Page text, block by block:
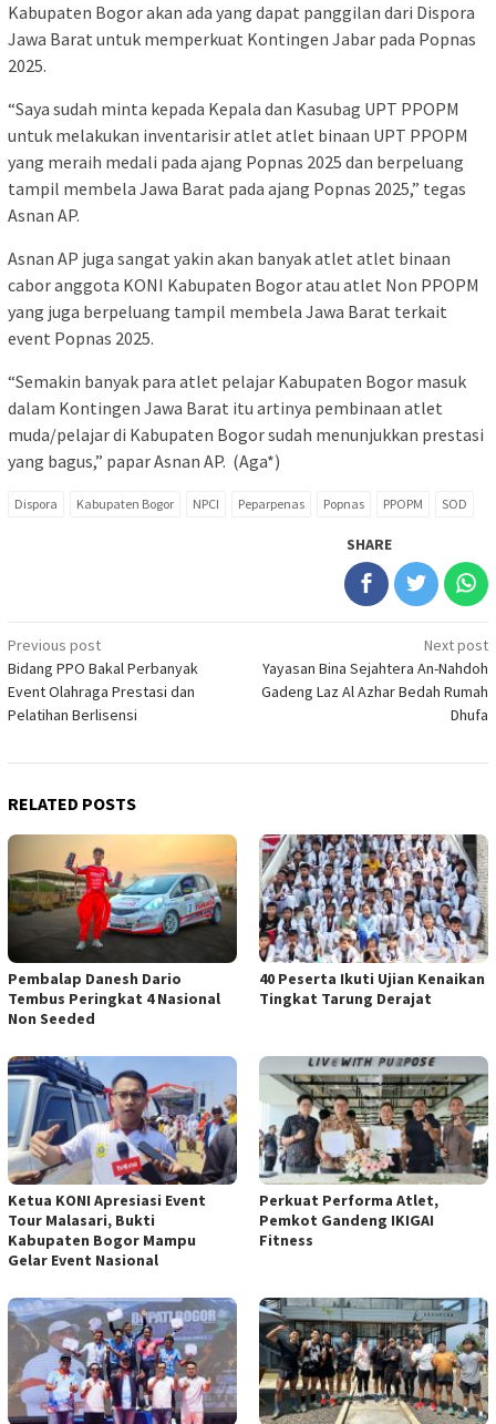
Kabupaten Bogor akan ada yang dapat panggilan dari Dispora
Jawa Barat untuk memperkuat Kontingen Jabar pada Popnas
2025.
“Saya sudah minta kepada Kepala dan Kasubag UPT PPOPM
untuk melakukan inventarisir atlet atlet binaan UPT PPOPM
yang meraih medali pada ajang Popnas 2025 dan berpeluang
tampil membela Jawa Barat pada ajang Popnas 2025,” tegas
Asnan AP.
Asnan AP juga sangat yakin akan banyak atlet atlet binaan
cabor anggota KONI Kabupaten Bogor atau atlet Non PPOPM
yang juga berpeluang tampil membela Jawa Barat terkait
event Popnas 2025.
“Semakin banyak para atlet pelajar Kabupaten Bogor masuk
dalam Kontingen Jawa Barat itu artinya pembinaan atlet
muda/pelajar di Kabupaten Bogor sudah menunjukkan prestasi
yang bagus,” papar Asnan AP. (Aga*)
Dispora Kabupaten Bogor NPCI Peparpenas Popnas PPOPM SOD
SHARE
Post
navigation
Previous post
Bidang PPO Bakal Perbanyak
Event Olahraga Prestasi dan
Pelatihan Berlisensi
Next post
Yayasan Bina Sejahtera An-Nahdoh
Gadeng Laz Al Azhar Bedah Rumah
Dhufa
RELATED POSTS
Pembalap Danesh Dario
Tembus Peringkat 4 Nasional
Non Seeded
40 Peserta Ikuti Ujian Kenaikan
Tingkat Tarung Derajat
Ketua KONI Apresiasi Event
Tour Malasari, Bukti
Kabupaten Bogor Mampu
Gelar Event Nasional
Perkuat Performa Atlet,
Pemkot Gandeng IKIGAI
Fitness